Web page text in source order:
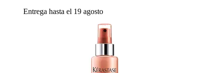
Entrega hasta el 19 agosto